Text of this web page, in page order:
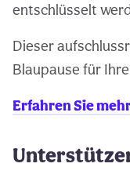
entschlüsselt
Dieser
Blaupause für
Erfahren Sie